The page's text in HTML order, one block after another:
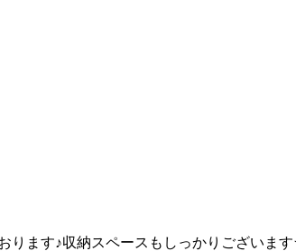
ります♪収納スペースもしっかりございま